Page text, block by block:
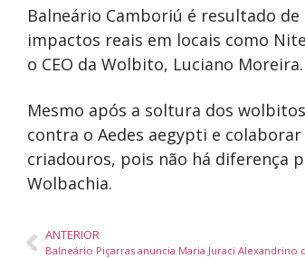
Balneário Camboriú é resultado
impactos reais em locais como
o CEO da Wolbito, Luciano Moreira.
Mesmo após a soltura dos
contra o Aedes aegypti e
criadouros, pois não há diferença
Wolbachia.
ANTERIOR